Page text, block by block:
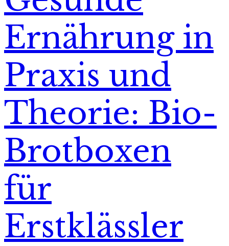
Ernährung in
Praxis und
Theorie: Bio-
Brotboxen
für
Erstklässler